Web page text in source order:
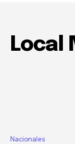
Local
Nacionales